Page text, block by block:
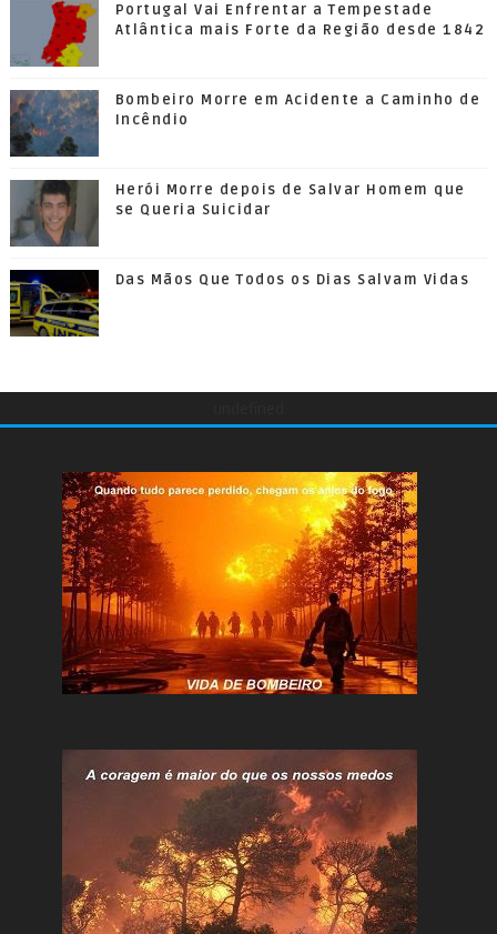
Portugal Vai Enfrentar a Tempestade
Atlântica mais Forte da Região desde 1842
Bombeiro Morre em Acidente a Caminho de
Incêndio
Herói Morre depois de Salvar Homem que
se Queria Suicidar
Das Mãos Que Todos os Dias Salvam Vidas